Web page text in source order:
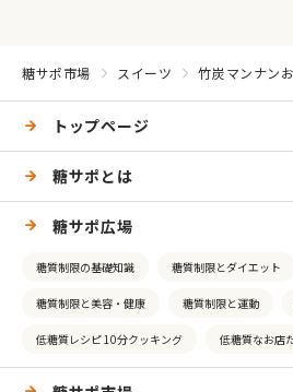
糖サポ市場 スイーツ 竹炭マンナン
トップページ
糖サポとは
糖サポ広場
糖質制限の基礎知識 糖質制限とダイエット
糖質制限と美容・健康 糖質制限と運動
低糖質レシピ 10分クッキング 低糖質なお店